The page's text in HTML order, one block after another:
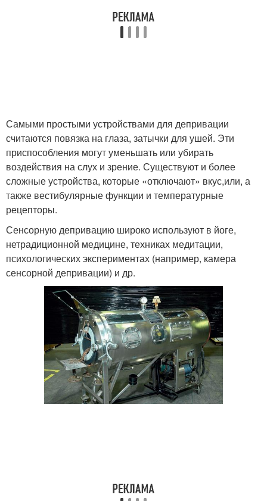
Когнитивная
депривация
Дети с сенсорной
депривацией
Биологическая
депривация
депривация
Материальная
депривация
психологии
Родительская
депривация
Сенсорный голод
Самыми простыми устройствами для депривации
считаются повязка на глаза, затычки для ушей. Эти
приспособления могут уменьшать или убирать
воздействия на слух и зрение. Существуют и более
сложные устройства, которые «отключают» вкус,или, а
также вестибулярные функции и температурные
рецепторы.
Сенсорную депривацию широко используют в йоге,
нетрадиционной медицине, техниках медитации,
психологических экспериментах (например, камера
сенсорной депривации) и др.